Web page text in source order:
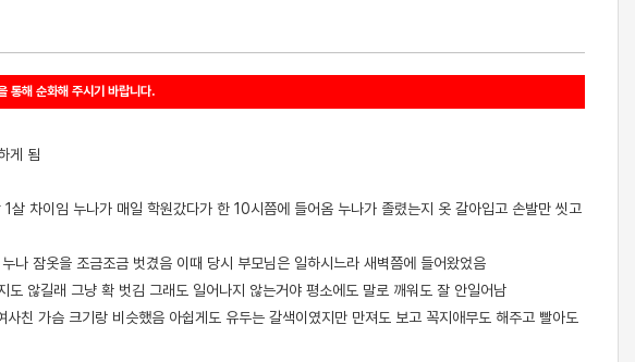
통해 순화해 주시기 바랍니다.
게 됨
차이임 누나가 매일 학원갔다가 한 10시쯤에 들어옴 누나가 졸렸는지 옷 갈아입고 손발만 씻고
잠옷을 조금조금 벗겼음 이때 당시 부모님은 일하시느라 새벽쯤에 들어왔었음
않길래 그냥 확 벗김 그래도 일어나지 않는거야 평소에도 말로 깨워도 잘 안일어남
친 가슴 크기랑 비슷했음 아쉽게도 유두는 갈색이였지만 만져도 보고 꼭지애무도 해주고 빨아도